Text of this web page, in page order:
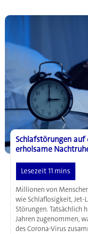
Schlafstörungen auf
erholsame
Millionen von
wie Schlaflosigkeit, Jet-
Störungen. Tatsächlich
Jahren zugenommen,
des Corona-Virus